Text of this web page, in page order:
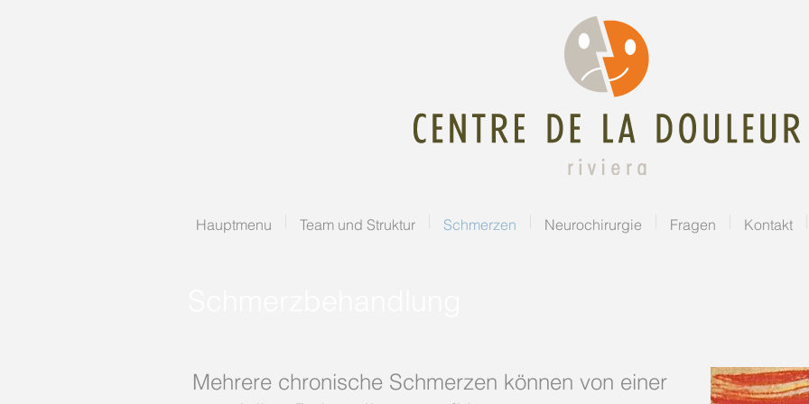
Hauptmenu Team und Struktur Schmerzen Neurochirurgie Fragen Kontakt
Mehrere chronische Schmerzen können von einer